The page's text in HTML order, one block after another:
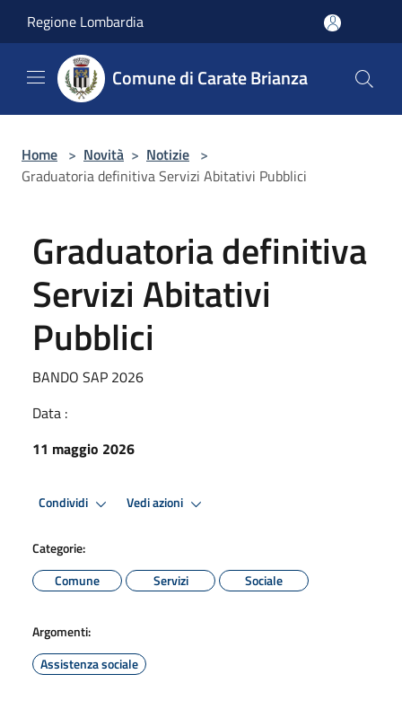
Regione Lombardia
Comune di Carate Brianza
Home > Novità > Notizie >
Graduatoria definitiva Servizi Abitativi Pubblici
Graduatoria definitiva
Servizi Abitativi
Pubblici
BANDO SAP 2026
Data :
11 maggio 2026
Condividi Vedi azioni
Categorie:
Comune
Servizi Sociale
Argomenti:
Assistenza sociale